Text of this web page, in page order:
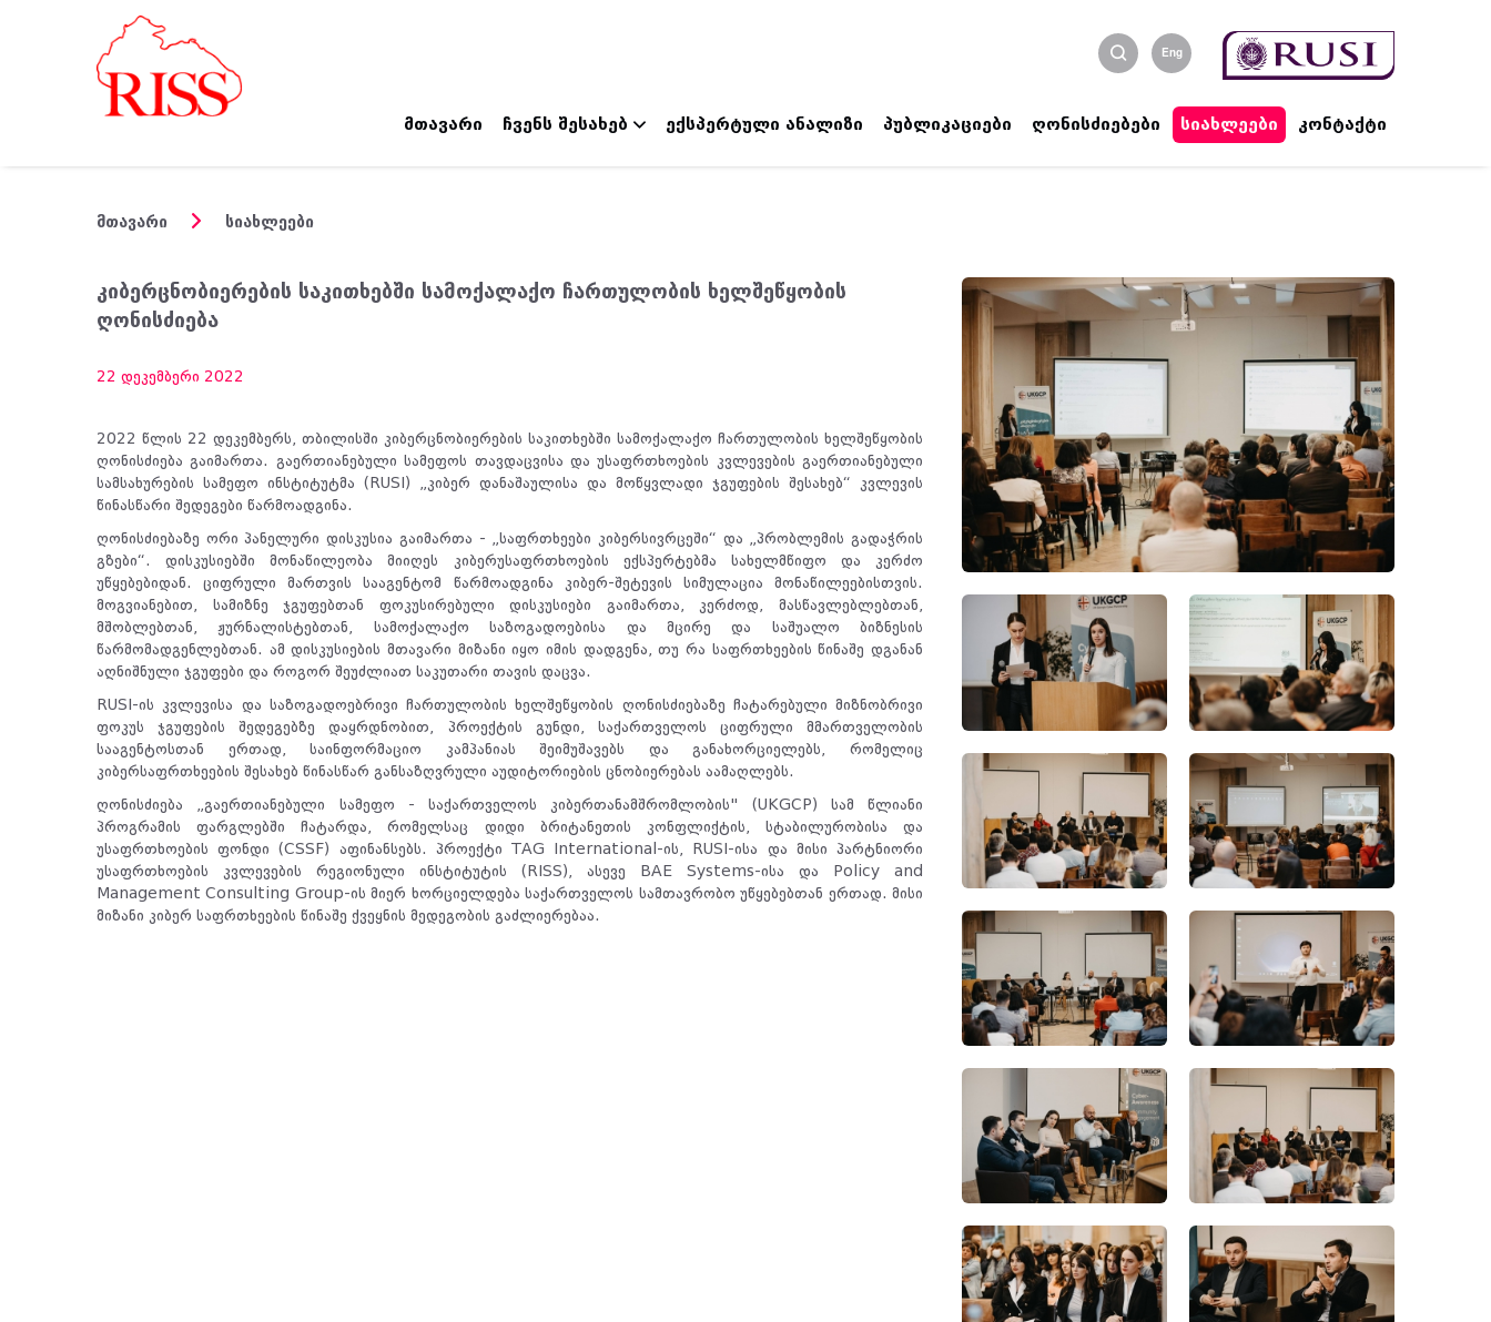
მთავარი ჩვენს შესახებ
ვაკანსიები
ექსპერტული ანალიზი პუბლიკაციები ღონისძიებები სიახლეები კონტაქტი
Eng
მთავარი სიახლეები
კიბერცნობიერების საკითხებში სამოქალაქო ჩართულობის ხელშეწყობის
ღონისძიება
22 დეკემბერი 2022
2022 წლის 22 დეკემბერს, თბილისში კიბერცნობიერების საკითხებში სამოქალაქო ჩართულობის ხელშეწყობის
ღონისძიება გაიმართა. გაერთიანებული სამეფოს თავდაცვისა და უსაფრთხოების კვლევების გაერთიანებული
სამსახურების სამეფო ინსტიტუტმა (RUSI) „კიბერ დანაშაულისა და მოწყვლადი ჯგუფების შესახებ“ კვლევის
წინასწარი შედეგები წარმოადგინა.
ღონისძიებაზე ორი პანელური დისკუსია გაიმართა - „საფრთხეები კიბერსივრცეში“ და „პრობლემის გადაჭრის
გზები“. დისკუსიებში მონაწილეობა მიიღეს კიბერუსაფრთხოების ექსპერტებმა სახელმწიფო და კერძო
უწყებებიდან. ციფრული მართვის სააგენტომ წარმოადგინა კიბერ-შეტევის სიმულაცია მონაწილეებისთვის.
მოგვიანებით, სამიზნე ჯგუფებთან ფოკუსირებული დისკუსიები გაიმართა, კერძოდ, მასწავლებლებთან,
მშობლებთან, ჟურნალისტებთან, სამოქალაქო საზოგადოებისა და მცირე და საშუალო ბიზნესის
წარმომადგენლებთან. ამ დისკუსიების მთავარი მიზანი იყო იმის დადგენა, თუ რა საფრთხეების წინაშე დგანან
აღნიშნული ჯგუფები და როგორ შეუძლიათ საკუთარი თავის დაცვა.
RUSI-ის კვლევისა და საზოგადოებრივი ჩართულობის ხელშეწყობის ღონისძიებაზე ჩატარებული მიზნობრივი
ფოკუს ჯგუფების შედეგებზე დაყრდნობით, პროექტის გუნდი, საქართველოს ციფრული მმართველობის
სააგენტოსთან ერთად, საინფორმაციო კამპანიას შეიმუშავებს და განახორციელებს, რომელიც
კიბერსაფრთხეების შესახებ წინასწარ განსაზღვრული აუდიტორიების ცნობიერებას აამაღლებს.
ღონისძიება „გაერთიანებული სამეფო - საქართველოს კიბერთანამშრომლობის" (UKGCP) სამ წლიანი
პროგრამის ფარგლებში ჩატარდა, რომელსაც დიდი ბრიტანეთის კონფლიქტის, სტაბილურობისა და
უსაფრთხოების ფონდი (CSSF) აფინანსებს. პროექტი TAG International-ის, RUSI-ისა და მისი პარტნიორი
უსაფრთხოების კვლევების რეგიონული ინსტიტუტის (RISS), ასევე BAE Systems-ისა და Policy and
Management Consulting Group-ის მიერ ხორციელდება საქართველოს სამთავრობო უწყებებთან ერთად. მისი
მიზანი კიბერ საფრთხეების წინაშე ქვეყნის მედეგობის გაძლიერებაა.